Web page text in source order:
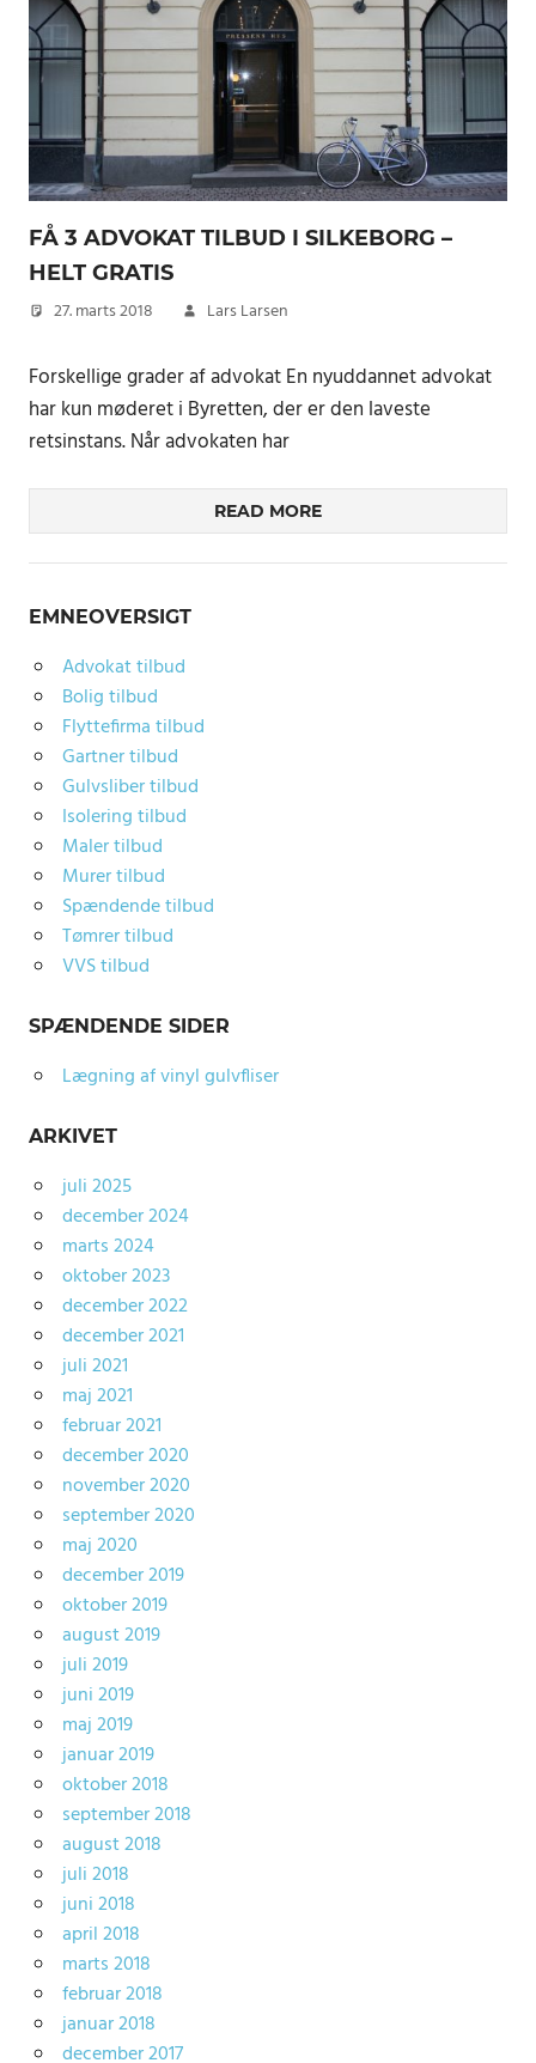
FÅ 3 ADVOKAT TILBUD I SILKEBORG –
HELT GRATIS
27. marts 2018 Lars Larsen
Forskellige grader af advokat En nyuddannet advokat
har kun møderet i Byretten, der er den laveste
retsinstans. Når advokaten har
READ MORE
EMNEOVERSIGT
Advokat tilbud
Bolig tilbud
Flyttefirma tilbud
Gartner tilbud
Gulvsliber tilbud
Isolering tilbud
Maler tilbud
Murer tilbud
Spændende tilbud
Tømrer tilbud
VVS tilbud
SPÆNDENDE SIDER
Lægning af vinyl gulvfliser
ARKIVET
juli 2025
december 2024
marts 2024
oktober 2023
december 2022
december 2021
juli 2021
maj 2021
februar 2021
december 2020
november 2020
september 2020
maj 2020
december 2019
oktober 2019
august 2019
juli 2019
juni 2019
maj 2019
januar 2019
oktober 2018
september 2018
august 2018
juli 2018
juni 2018
april 2018
marts 2018
februar 2018
januar 2018
december 2017